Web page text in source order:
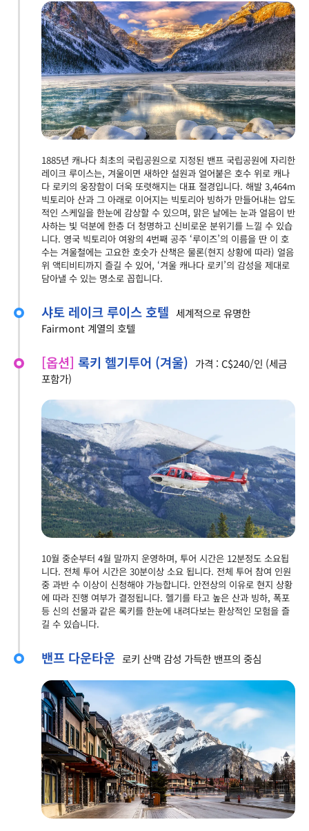
1885년 캐나다 최초의 국립공원으로 지정된 밴프 국립공원에 자리한
레이크 루이스는, 겨울이면 새하얀 설원과 얼어붙은 호수 위로 캐나
다 로키의 웅장함이 더욱 또렷해지는 대표 절경입니다. 해발 3,464m
빅토리아 산과 그 아래로 이어지는 빅토리아 빙하가 만들어내는 압도
적인 스케일을 한눈에 감상할 수 있으며, 맑은 날에는 눈과 얼음이 반
사하는 빛 덕분에 한층 더 청명하고 신비로운 분위기를 느낄 수 있습
니다. 영국 빅토리아 여왕의 4번째 공주 ‘루이즈’의 이름을 딴 이 호
수는 겨울철에는 고요한 호숫가 산책은 물론(현지 상황에 따라) 얼음
위 액티비티까지 즐길 수 있어, ‘겨울 캐나다 로키’의 감성을 제대로
담아낼 수 있는 명소로 꼽힙니다.
샤토 레이크 루이스 호텔 세계적으로 유명한
Fairmont 계열의 호텔
[옵션] 록키 헬기투어 (겨울) 가격 : C$240/인 (세금
포함가)
10월 중순부터 4월 말까지 운영하며, 투어 시간은 12분정도 소요됩
니다. 전체 투어 시간은 30분이상 소요 됩니다. 전체 투어 참여 인원
중 과반 수 이상이 신청해야 가능합니다. 안전상의 이유로 현지 상황
에 따라 진행 여부가 결정됩니다. 헬기를 타고 높은 산과 빙하, 폭포
등 신의 선물과 같은 록키를 한눈에 내려다보는 환상적인 모험을 즐
길 수 있습니다.
밴프 다운타운 로키 산맥 감성 가득한 밴프의 중심